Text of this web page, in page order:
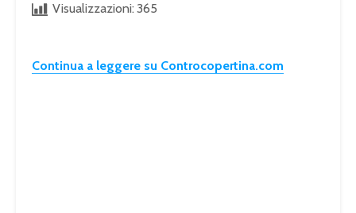
Visualizzazioni: 365
Continua a leggere su Controcopertina.com